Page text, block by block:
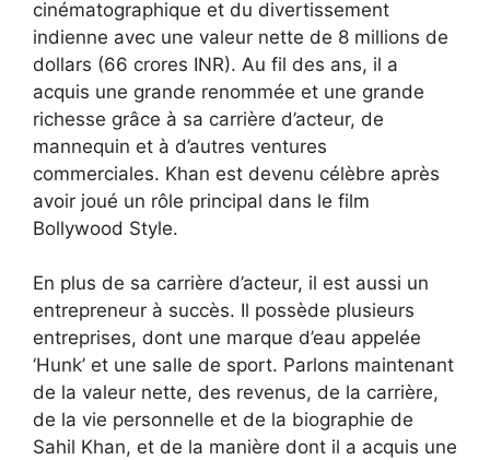
cinématographique et du divertissement
indienne avec une valeur nette de 8 millions de
dollars (66 crores INR). Au fil des ans, il a
acquis une grande renommée et une grande
richesse grâce à sa carrière d’acteur, de
mannequin et à d’autres ventures
commerciales. Khan est devenu célèbre après
avoir joué un rôle principal dans le film
Bollywood Style.
En plus de sa carrière d’acteur, il est aussi un
entrepreneur à succès. Il possède plusieurs
entreprises, dont une marque d’eau appelée
‘Hunk’ et une salle de sport. Parlons maintenant
de la valeur nette, des revenus, de la carrière,
de la vie personnelle et de la biographie de
Sahil Khan, et de la manière dont il a acquis une